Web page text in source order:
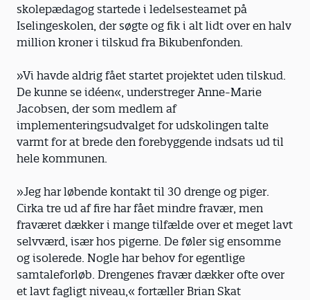
skolepædagog startede i ledelsesteamet på
Iselingeskolen, der søgte og fik i alt lidt over en halv
million kroner i tilskud fra Bikubenfonden.
»Vi havde aldrig fået startet projektet uden tilskud.
De kunne se idéen«, understreger Anne-Marie
Jacobsen, der som medlem af
implementeringsudvalget for udskolingen talte
varmt for at brede den forebyggende indsats ud til
hele kommunen.
»Jeg har løbende kontakt til 30 drenge og piger.
Cirka tre ud af fire har fået mindre fravær, men
fraværet dækker i mange tilfælde over et meget lavt
selvværd, især hos pigerne. De føler sig ensomme
og isolerede. Nogle har behov for egentlige
samtaleforløb. Drengenes fravær dækker ofte over
et lavt fagligt niveau,« fortæller Brian Skat